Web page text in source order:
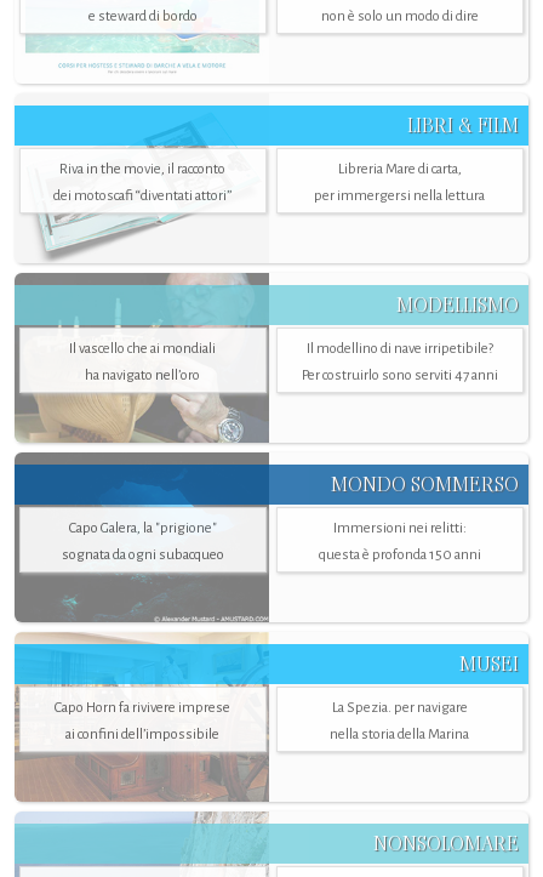
e steward di bordo
non è solo un modo di dire
LIBRI & FILM
Riva in the movie, il racconto
dei motoscafi “diventati attori”
Libreria Mare di carta,
per immergersi nella lettura
MODELLISMO
Il vascello che ai mondiali
ha navigato nell’oro
Il modellino di nave irripetibile?
Per costruirlo sono serviti 47 anni
MONDO SOMMERSO
Capo Galera, la "prigione"
sognata da ogni subacqueo
Immersioni nei relitti:
questa è profonda 150 anni
MUSEI
Capo Horn fa rivivere imprese
ai confini dell’impossibile
La Spezia. per navigare
nella storia della Marina
NONSOLOMARE